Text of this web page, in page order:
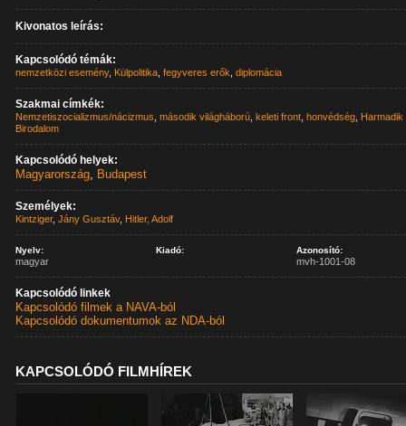
Kivonatos leírás:
Kapcsolódó témák:
nemzetközi esemény, Külpolitika ,fegyveres erők ,diplomácia
Szakmai címkék:
Nemzetiszocializmus/nácizmus ,második világháború ,keleti front ,honvédség Harmadik
Birodalom
Kapcsolódó helyek:
Magyarország, Budapest
Személyek:
Kintziger,Jány Gusztáv, Hitler, Adolf
Nyelv:
magyar
Kiadó: Azonosító:
mvh-1001-08
Kapcsolódó linkek
Kapcsolódó filmek a NAVA-ból
Kapcsolódó dokumentumok az NDA-ból
KAPCSOLÓDÓ FILMHÍREK